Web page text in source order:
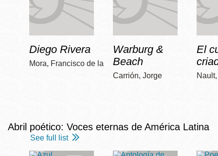
Diego Rivera
Mora, Francisco de la
Warburg &
Beach
Carrión, Jorge
El
Abril poético: Voces eternas de América Latina
See full list